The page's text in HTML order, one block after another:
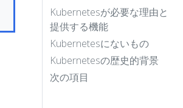
Kubernetesが必要な理由と
提供する機能
Kubernetesにないもの
Kubernetesの歴史的背景
次の項目